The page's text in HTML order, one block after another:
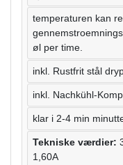
temperaturen kan
øl per time.
inkl. Rustfrit stål
inkl. Nachkühl-
klar i 2-4 min
Tekniske værdier:
1,60A